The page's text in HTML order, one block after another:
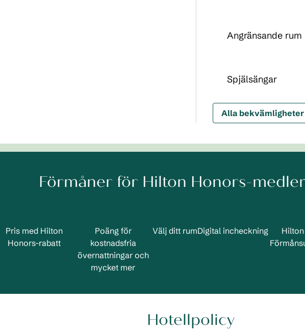
Angränsande rum
Spjälsängar
Alla bekvämligheter
Förmåner för Hilton Honors-
Pris med Hilton
Honors-rabatt
Poäng för
kostnadsfria
övernattningar och
mycket mer
Välj ditt rumDigital incheckning
Hotellpolicy